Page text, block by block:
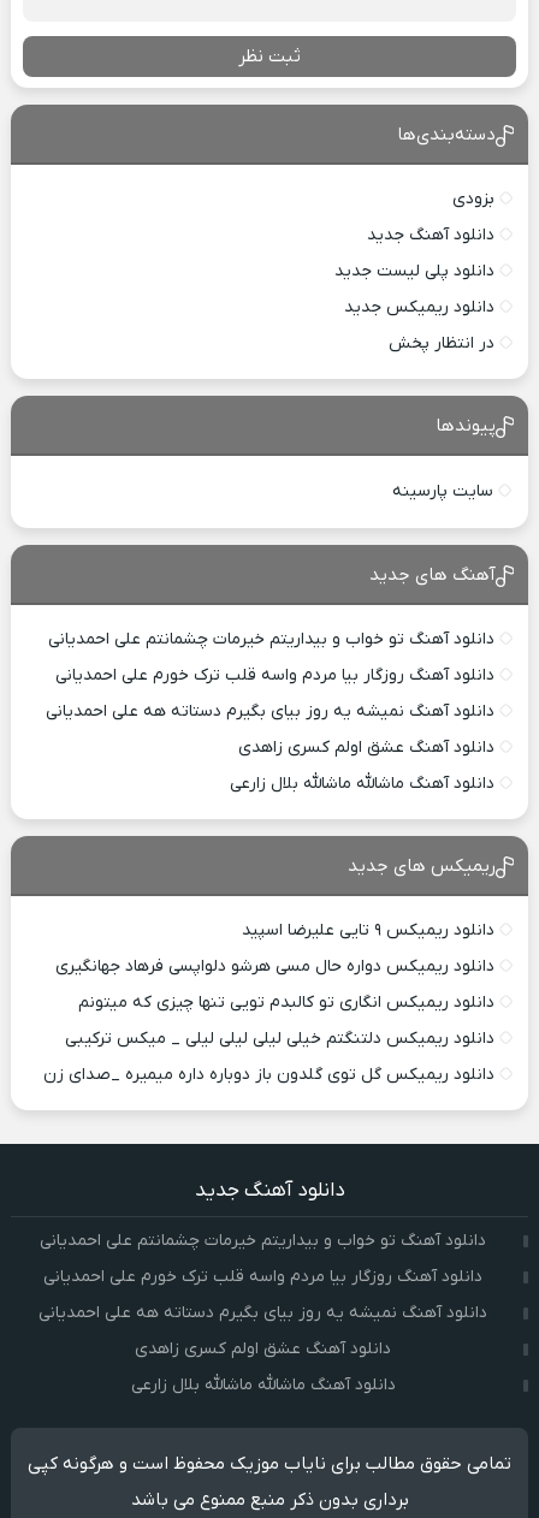
ثبت نظر
دسته‌بندی‌ها
بزودی
دانلود آهنگ جدید
دانلود پلی لیست جدید
دانلود ریمیکس جدید
در انتظار پخش
پیوندها
سایت پارسینه
آهنگ های جدید
دانلود آهنگ تو خواب و بیداریتم خیرمات چشمانتم علی احمدیانی
دانلود آهنگ روزگار بیا مردم واسه قلب ترک خورم علی احمدیانی
دانلود آهنگ نمیشه یه روز بیای بگیرم دستاته هه علی احمدیانی
دانلود آهنگ عشق اولم کسری زاهدی
دانلود آهنگ ماشالله ماشالله بلال زارعی
ریمیکس های جدید
دانلود ریمیکس ۹ تایی علیرضا اسپید
دانلود ریمیکس دواره حال مسی هرشو دلواپسی فرهاد جهانگیری
دانلود ریمیکس انگاری تو کالبدم تویی تنها چیزی که میتونم
دانلود ریمیکس دلتنگتم خیلی لیلی لیلی لیلی _ میکس ترکیبی
دانلود ریمیکس گل توی گلدون باز دوباره داره میمیره _صدای زن
دانلود آهنگ جدید
دانلود آهنگ تو خواب و بیداریتم خیرمات چشمانتم علی احمدیانی
دانلود آهنگ روزگار بیا مردم واسه قلب ترک خورم علی احمدیانی
دانلود آهنگ نمیشه یه روز بیای بگیرم دستاته هه علی احمدیانی
دانلود آهنگ عشق اولم کسری زاهدی
دانلود آهنگ ماشالله ماشالله بلال زارعی
تمامی حقوق مطالب برای نایاب موزیک محفوظ است و هرگونه کپی
برداری بدون ذکر منبع ممنوع می باشد